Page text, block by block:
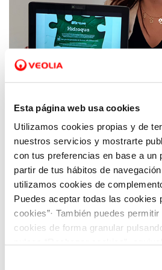
Esta página web usa cookies
Utilizamos cookies propias y de
nuestros servicios y mostrarte
con tus preferencias en base a un
partir de tus hábitos de
utilizamos cookies de
Puedes aceptar todas las cookies
cookies”· También puedes
cookies de forma granular
16 DIC 2020
reconstrucción verde de la
Valenciana, galardonado
#PorElClima